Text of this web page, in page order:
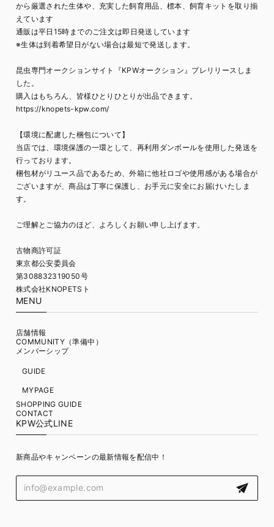
から厳選された生体や、充実した飼育用品、標本、飼育キットを取り揃
えています
通販は平日15時までのご注文は即日発送しています
※生体は到着希望日がない場合は最短で発送します。
昆虫専門オークションサイト『KPWオークション』プレリリースしま
した。
購入はもちろん、皆様ひとりひとりが出品できます。
https://knopets-kpw.com/
【環境に配慮した梱包について】
当店では、環境保護の一環として、再利用ダンボールを使用した発送を
行っております。
梱包材がリユース品であるため、外箱に他社ロゴや使用感がある場合が
ございますが、商品は丁寧に保護し、お手元に安全にお届けいたしま
す。
ご理解とご協力のほど、よろしくお願い申し上げます。
古物商許可証
東京都公安委員会
第308832319050号
株式会社KNOPETSト
MENU
店舗情報
COMMUNITY（準備中）
メンバーシップ
GUIDE
MYPAGE
SHOPPING GUIDE
CONTACT
KPW公式LINE
新商品やキャンペーンの最新情報を配信中！